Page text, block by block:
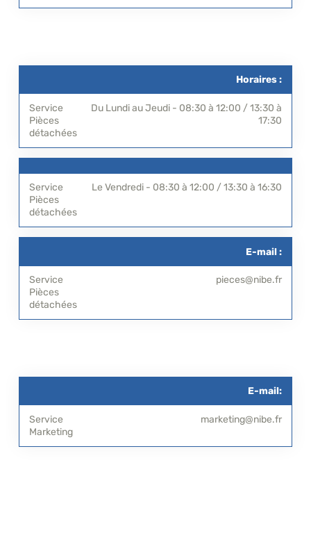
Horaires :
Du Lundi au Jeudi - 08:30 à 12:00 / 13:30 à
17:30
Le Vendredi - 08:30 à 12:00 / 13:30 à 16:30
E-mail :
pieces@nibe.fr
E-mail:
marketing@nibe.fr